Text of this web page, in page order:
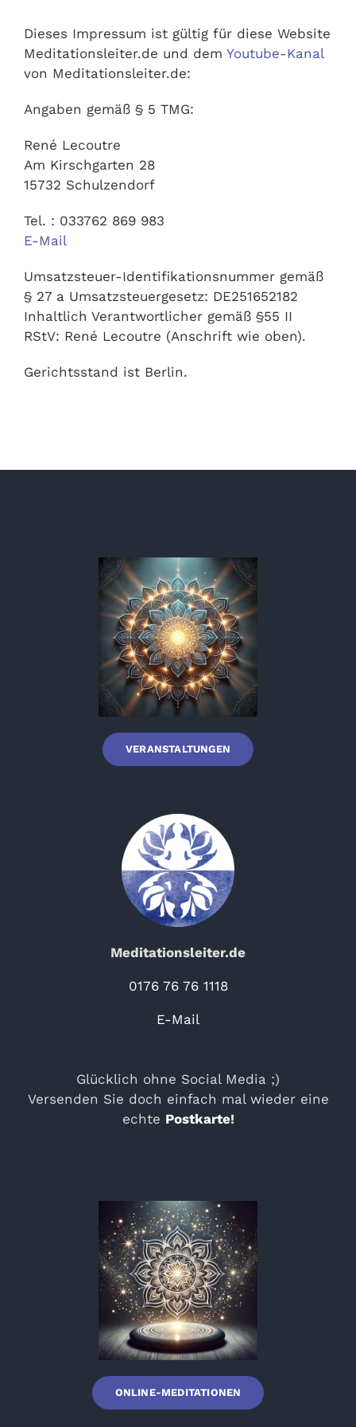
Events
About
Kontakt
Jetzt buchen
Dieses Impressum ist gültig für diese Website
Meditationsleiter.de und dem Youtube-Kanal
von Meditationsleiter.de:
Angaben gemäß § 5 TMG:
René Lecoutre
Am Kirschgarten 28
15732 Schulzendorf
Tel. : 033762 869 983
E-Mail
Umsatzsteuer-Identifikationsnummer gemäß
§ 27 a Umsatzsteuergesetz: DE251652182
Inhaltlich Verantwortlicher gemäß §55 II
RStV: René Lecoutre (Anschrift wie oben).
Gerichtsstand ist Berlin.
VERANSTALTUNGEN
Meditationsleiter.de
0176 76 76 1118
E-Mail
Glücklich ohne Social Media ;)
Versenden Sie doch einfach mal wieder eine
echte Postkarte!
ONLINE-MEDITATIONEN